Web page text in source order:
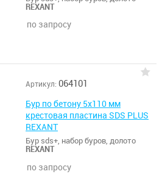
REXANT
по запросу
Артикул: 064101
Бур по бетону 5х110 мм
крестовая пластина SDS PLUS
REXANT
Бур sds+, набор буров, долото
REXANT
по запросу